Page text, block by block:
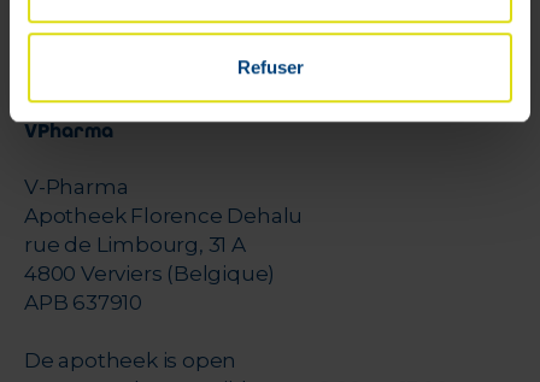
Refuser
Juridische geschillen
VPharma
V-Pharma
Apotheek Florence Dehalu
rue de Limbourg, 31 A
4800 Verviers (Belgique)
APB 637910
De apotheek is open